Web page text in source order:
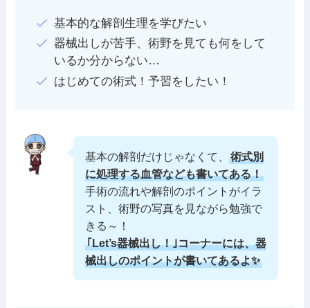
基本的な解剖生理を学びたい
器械出しが苦手、術野を見ても何をして
いるか分からない…
はじめての術式！予習をしたい！
基本の解剖だけじゃなくて、
術式別
に処理する血管なども書いてある！
手術の流れや解剖のポイントがイラ
スト、術野の写真を見ながら勉強で
きる～！
｢Let’s器械出し！｣コーナーには、器
械出しのポイントが書いてあるよ✨